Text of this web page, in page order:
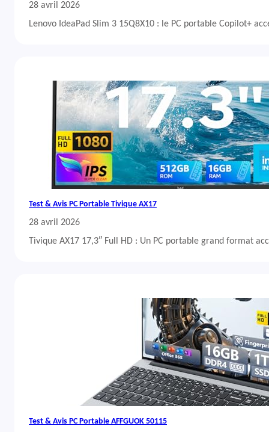
28 avril 2026
Lenovo IdeaPad Slim 3 15Q8X10 : le PC portable Copilot+
Test & Avis PC Portable Tivique AX17
28 avril 2026
Tivique AX17 17,3″ Full HD : Un PC portable grand format
Test & Avis PC Portable AFFGUOK 50115